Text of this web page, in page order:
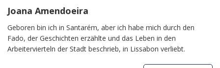
Joana Amendoeira
Geboren bin ich in Santarém, aber ich habe mich durch den
Fado, der Geschichten erzählte und das Leben in den
Arbeitervierteln der Stadt beschrieb, in Lissabon verliebt.